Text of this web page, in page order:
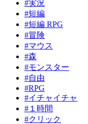
#実況
#短編
#短編 RPG
#冒険
#マウス
#森
#モンスター
#自由
#RPG
#イチャイチャ
#１時間
#クリック